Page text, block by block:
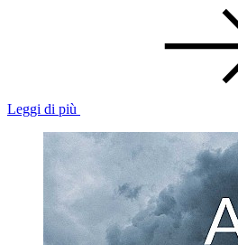
Leggi di più